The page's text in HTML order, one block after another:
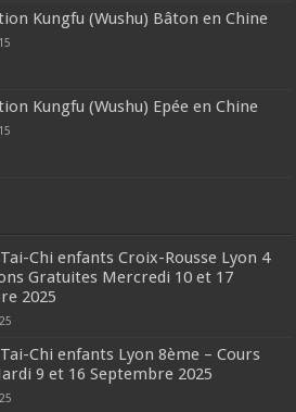
Kungfu (Wushu) Bâton en Chine
Kungfu (Wushu) Epée en Chine
Chi enfants Croix-Rousse Lyon 4
Gratuites Mercredi 10 et 17
2025
Chi enfants Lyon 8ème – Cours
9 et 16 Septembre 2025